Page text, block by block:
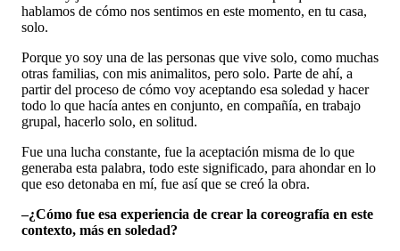
hablamos de cómo nos sentimos en este momento, en tu casa,
solo.
Porque yo soy una de las personas que vive solo, como muchas
otras familias, con mis animalitos, pero solo. Parte de ahí, a
partir del proceso de cómo voy aceptando esa soledad y hacer
todo lo que hacía antes en conjunto, en compañía, en trabajo
grupal, hacerlo solo, en solitud.
Fue una lucha constante, fue la aceptación misma de lo que
generaba esta palabra, todo este significado, para ahondar en lo
que eso detonaba en mí, fue así que se creó la obra.
–¿Cómo fue esa experiencia de crear la coreografía en este
contexto, más en soledad?